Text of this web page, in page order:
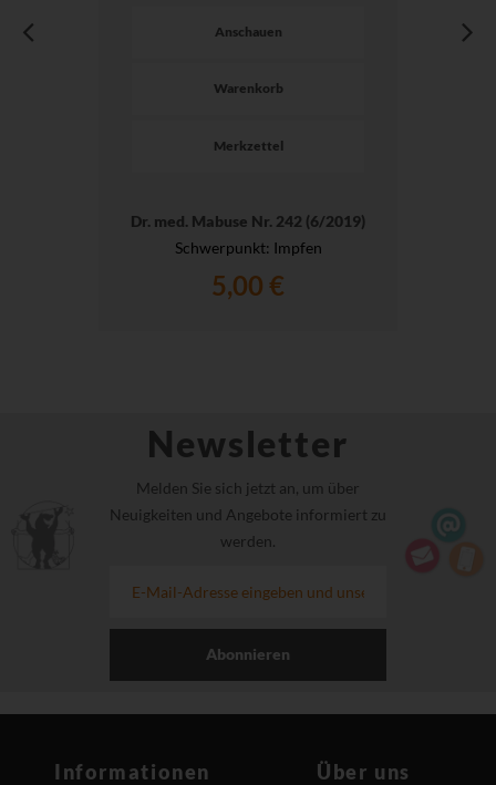
Anschauen
Warenkorb
Merkzettel
Dr. med. Mabuse Nr. 242 (6/2019)
Schwerpunkt: Impfen
5,00 €
Newsletter
Melden Sie sich jetzt an, um über
Neuigkeiten und Angebote informiert zu
werden.
Abonnieren
Informationen Über uns